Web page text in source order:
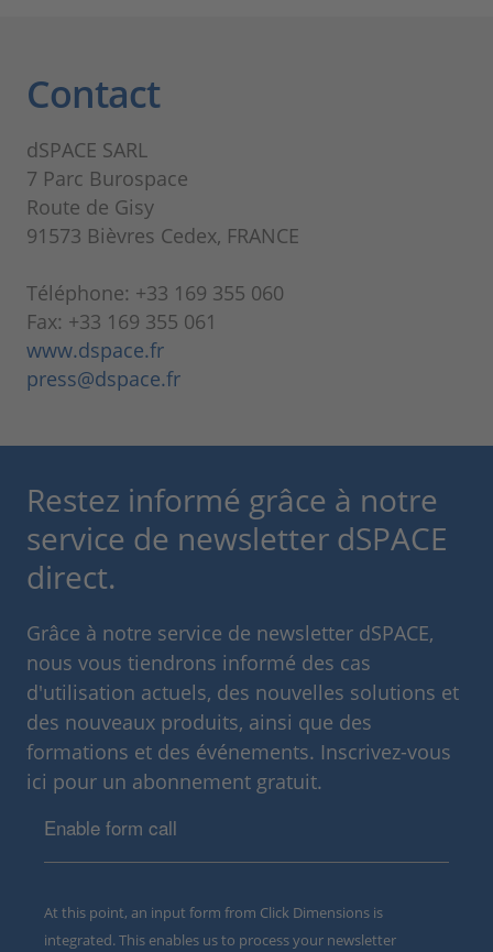
Contact
dSPACE SARL
7 Parc Burospace
Route de Gisy
91573 Bièvres Cedex, FRANCE
Téléphone: +33 169 355 060
Fax: +33 169 355 061
www.dspace.fr
press@dspace.fr
Restez informé grâce à notre
service de newsletter dSPACE
direct.
Grâce à notre service de newsletter dSPACE,
nous vous tiendrons informé des cas
d'utilisation actuels, des nouvelles solutions et
des nouveaux produits, ainsi que des
formations et des événements. Inscrivez-vous
ici pour un abonnement gratuit.
Enable form call
At this point, an input form from Click Dimensions is
integrated. This enables us to process your newsletter